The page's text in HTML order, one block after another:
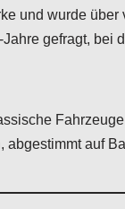
und wurde
gefragt,
auf